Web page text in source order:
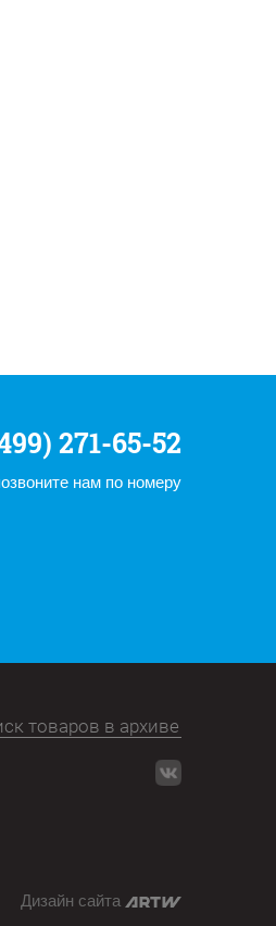
271-65-52
нам по номеру
Дизайн сайта